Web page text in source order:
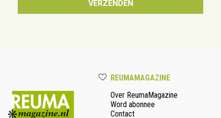
REUMAMAGAZINE
Over ReumaMagazine
Word abonnee
Contact